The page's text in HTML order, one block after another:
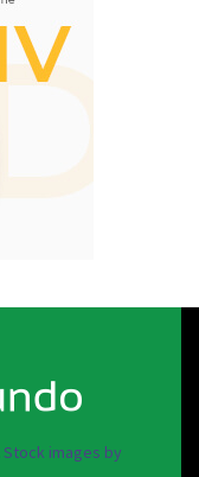
Stock images by